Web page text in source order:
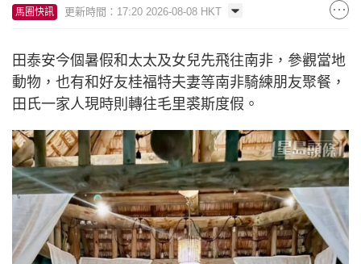
馬圈快訊 更新時間：17:20 2026-08-08 HKT
田泰安今個暑假和太太及女兒先飛往南非，參觀當地
動物，也有和好友桂福特夫妻等南非騎練朋友聚餐，
田氏一家人現時則轉往毛里裘斯度假。